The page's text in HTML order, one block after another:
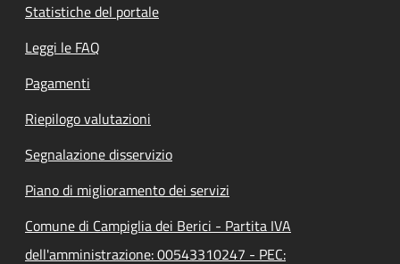
Statistiche del portale
Leggi le FAQ
Pagamenti
Riepilogo valutazioni
Segnalazione disservizio
Piano di miglioramento dei servizi
Comune di Campiglia dei Berici - Partita IVA
dell'amministrazione: 00543310247 - PEC: